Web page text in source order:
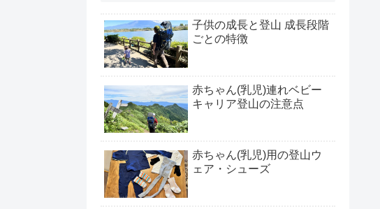
子供の成長と登山 成長段階
ごとの特徴
赤ちゃん(乳児)連れベビー
キャリア登山の注意点
赤ちゃん(乳児)用の登山ウ
ェア・シューズ